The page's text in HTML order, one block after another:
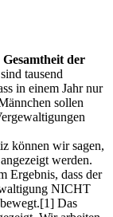
Gesamtheit der
tausend
in einem Jahr nur
sollen
können wir sagen,
werden.
Ergebnis, dass der
NICHT
Das